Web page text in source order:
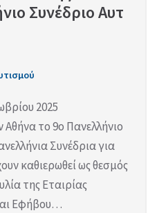
Συνέδριο Αυτ
2025
το 9ο Πανελλήνιο
Συνέδρια για
καθιερωθεί ως θεσμός
της Εταιρίας
Εφήβου…